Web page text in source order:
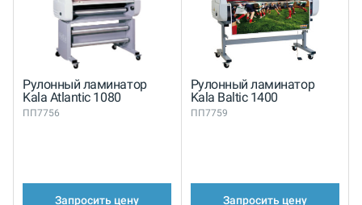
Рулонный ламинатор
Kala Atlantic 1080
ПП7756
Запросить цену
Рулонный ламинатор
Kala Baltic 1400
ПП7759
Запросить цену